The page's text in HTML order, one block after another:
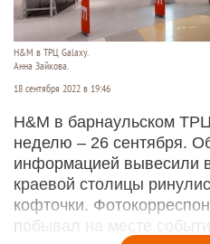
H&M в ТРЦ Galaxy.
Анна Зайкова.
18 сентября 2022 в 19:46
H&M в барнаульском
неделю – 26 сентября.
информацией вывесили
краевой столицы
кофточки.
побывал на месте